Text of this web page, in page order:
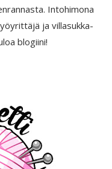
Intohimona
ja villasukka-
blogiini!